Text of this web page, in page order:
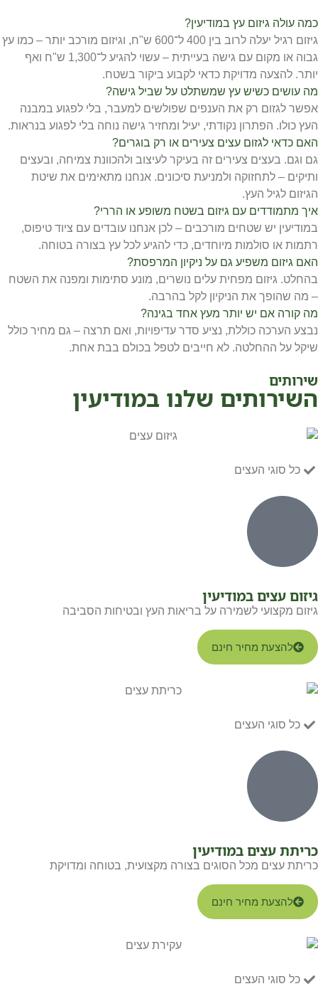
כמה עולה גיזום עץ במודיעין?
גיזום רגיל יעלה לרוב בין 400 ל־600 ש"ח, וגיזום מורכב יותר – כמו עץ
גבוה או מקום עם גישה בעייתית – עשוי להגיע ל־1,300 ש"ח ואף
יותר. להצעה מדויקת כדאי לקבוע ביקור בשטח.
מה עושים כשיש עץ שמשתלט על שביל גישה?
אפשר לגזום רק את הענפים שפולשים למעבר, בלי לפגוע במבנה
העץ כולו. הפתרון נקודתי, יעיל ומחזיר גישה נוחה בלי לפגוע בנראות.
האם כדאי לגזום עצים צעירים או רק בוגרים?
גם וגם. בעצים צעירים זה בעיקר לעיצוב ולהכוונת צמיחה, ובעצים
ותיקים – לתחזוקה ולמניעת סיכונים. אנחנו מתאימים את שיטת
הגיזום לגיל העץ.
איך מתמודדים עם גיזום בשטח משופע או הררי?
במודיעין יש שטחים מורכבים – לכן אנחנו עובדים עם ציוד טיפוס,
רתמות או סולמות מיוחדים, כדי להגיע לכל עץ בצורה בטוחה.
האם גיזום משפיע גם על ניקיון המרפסת?
בהחלט. גיזום מפחית עלים נושרים, מונע סתימות ומפנה את השטח
– מה שהופך את הניקיון לקל בהרבה.
מה קורה אם יש יותר מעץ אחד בגינה?
נבצע הערכה כוללת, נציע סדר עדיפויות, ואם תרצה – גם מחיר כולל
שיקל על ההחלטה. לא חייבים לטפל בכולם בבת אחת.
שירותים
השירותים שלנו במודיעין
כל סוגי העצים
גיזום עצים במודיעין
גיזום מקצועי לשמירה על בריאות העץ ובטיחות הסביבה
להצעת מחיר חינם
כל סוגי העצים
כריתת עצים במודיעין
כריתת עצים מכל הסוגים בצורה מקצועית, בטוחה ומדויקת
להצעת מחיר חינם
כל סוגי העצים